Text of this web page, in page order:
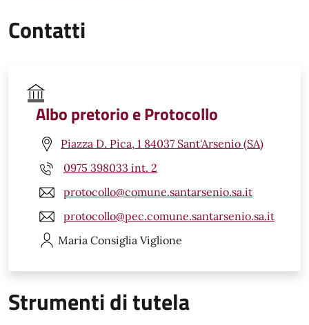
Contatti
Albo pretorio e Protocollo
Piazza D. Pica, 1 84037 Sant'Arsenio (SA)
0975 398033 int. 2
protocollo@comune.santarsenio.sa.it
protocollo@pec.comune.santarsenio.sa.it
Maria Consiglia Viglione
Strumenti di tutela